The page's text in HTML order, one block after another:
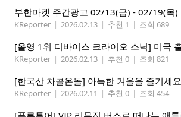
부한마켓 주간광고 02/13(금) - 02/19(목)
KReporter | 2026.02.13 | 추천 1 | 조회 689
KReporter | 2026.02.13 | 추천 0 | 조회 821
[한국산 차콜온돌] 아늑한 겨울을 즐기세요
KReporter | 2026.02.11 | 추천 0 | 조회 454